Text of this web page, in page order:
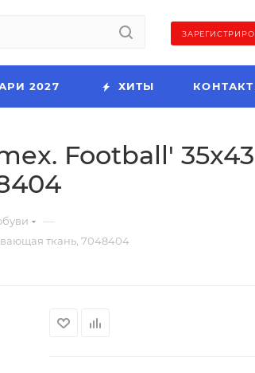
2027 ХИТЫ
Football' 35x43
—
ткань, 7048404